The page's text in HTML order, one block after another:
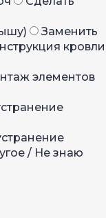
Заменить
элементов
/ Не знаю